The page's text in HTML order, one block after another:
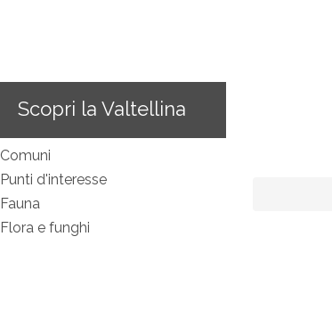
Scopri la Valtellina
Comuni
Punti d'interesse
Fauna
Flora e funghi